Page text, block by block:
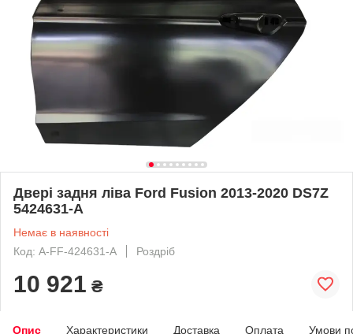
Двері задня ліва Ford Fusion 2013-2020 DS7Z
5424631-A
Немає в наявності
Код: A-FF-424631-A
Роздріб
10 921 ₴
Опис Характеристики Доставка Оплата Умови